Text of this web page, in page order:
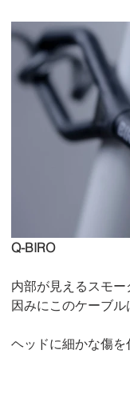
Q-BIRO
内部が見えるスモ
因みにこのケーブ
ヘッドに細かな傷を